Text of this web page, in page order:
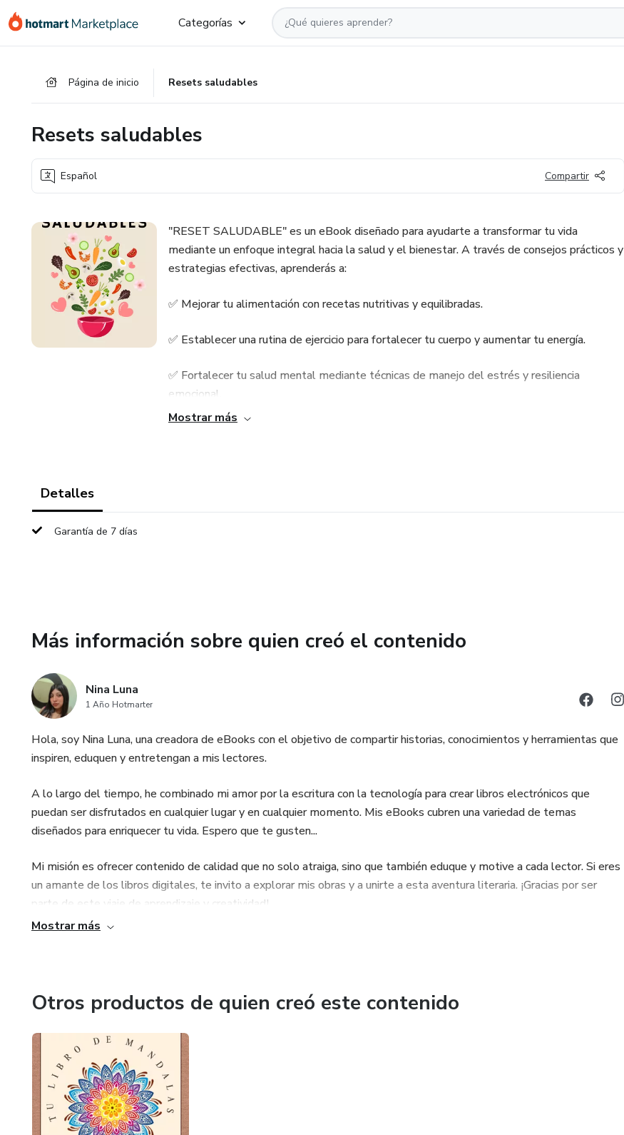
Categorías
Página de inicio Resets saludables
Resets saludables
Español Compartir
"RESET SALUDABLE" es un eBook diseñado para ayudarte a transformar tu vida
mediante un enfoque integral hacia la salud y el bienestar. A través de consejos prácticos y
estrategias efectivas, aprenderás a:
✅ Mejorar tu alimentación con recetas nutritivas y equilibradas.
✅ Establecer una rutina de ejercicio para fortalecer tu cuerpo y aumentar tu energía.
✅ Fortalecer tu salud mental mediante técnicas de manejo del estrés y resiliencia
emocional.
Mostrar más
Detalles
Garantía de 7 días
Más información sobre quien creó el contenido
Nina Luna
1 Año Hotmarter
Hola, soy Nina Luna, una creadora de eBooks con el objetivo de compartir historias, conocimientos y herramientas que
inspiren, eduquen y entretengan a mis lectores.
A lo largo del tiempo, he combinado mi amor por la escritura con la tecnología para crear libros electrónicos que
puedan ser disfrutados en cualquier lugar y en cualquier momento. Mis eBooks cubren una variedad de temas
diseñados para enriquecer tu vida. Espero que te gusten...
Mi misión es ofrecer contenido de calidad que no solo atraiga, sino que también eduque y motive a cada lector. Si eres
un amante de los libros digitales, te invito a explorar mis obras y a unirte a esta aventura literaria. ¡Gracias por ser
parte de este viaje de aprendizaje y creatividad!
Mostrar más
Otros productos de quien creó este contenido